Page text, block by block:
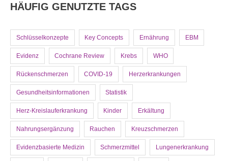
HÄUFIG GENUTZTE TAGS
Schlüsselkonzepte Key Concepts Ernährung EBM
Evidenz Cochrane Review Krebs WHO
Rückenschmerzen COVID-19 Herzerkrankungen
Gesundheitsinformationen Statistik
Herz-Kreislauferkrankung Kinder Erkältung
Nahrungsergänzung Rauchen Kreuzschmerzen
Evidenzbasierte Medizin Schmerzmittel Lungenerkrankung